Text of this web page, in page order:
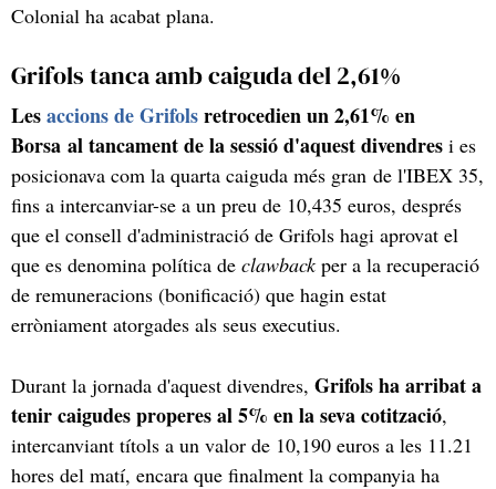
Colonial ha acabat plana.
Grifols tanca amb caiguda del 2,61%
Lesaccions de Grifolsretrocedien un 2,61% en
Borsa al tancament de la sessió d'aquest divendres i es
posicionava com la quarta caiguda més gran de l'IBEX 35,
fins a intercanviar-se a un preu de 10,435 euros, després
que el consell d'administració de Grifols hagi aprovat el
que es denomina política de clawbackper a la recuperació
de remuneracions (bonificació) que hagin estat
erròniament atorgades als seus executius.
Durant la jornada d'aquest divendres, Grifols ha arribat a
tenir caigudes properes al 5% en la seva cotització,
intercanviant títols a un valor de 10,190 euros a les 11.21
hores del matí, encara que finalment la companyia ha